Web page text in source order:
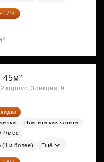
-17%
45м²
корпус, 3 секция, 9
Платите как хотите
₽/мес
(1 и более) Ещё